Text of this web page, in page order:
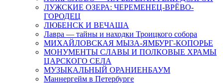
ЛУЖСКИЕ ОЗЕРА: ЧЕРЕМЕНЕЦ-ВРЁВО-
ГОРОДЕЦ
ЛЮБЕНСК И ВЕЧАША
Лавра — тайны и находки Троицкого собора
МИХАЙЛОВСКАЯ МЫЗА-ЯМБУРГ-КОПОРЬЕ
МОНУМЕНТЫ СЛАВЫ И ПОЛКОВЫЕ ХРАМЫ
ЦАРСКОГО СЕЛА
МУЗЫКАЛЬНЫЙ ОРАНИЕНБАУМ
Маннергейм в Петербурге